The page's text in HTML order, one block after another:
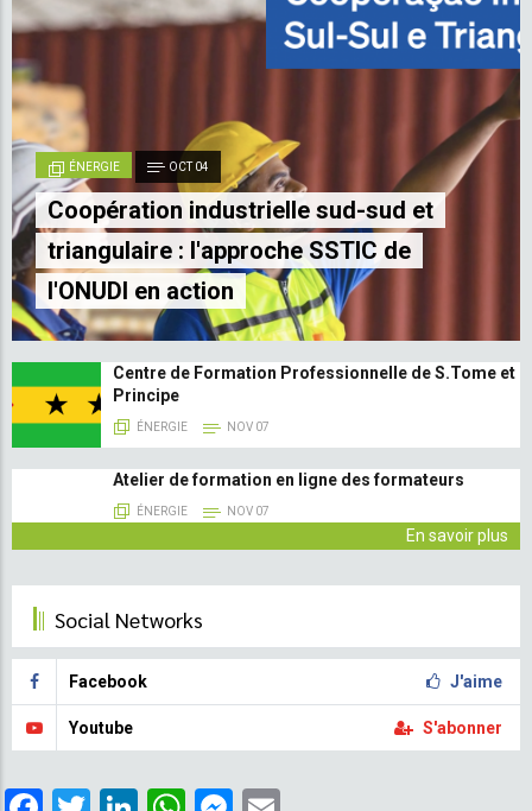
ÉNERGIE OCT 04
Coopération industrielle sud-sud et
triangulaire : l'approche SSTIC de
l'ONUDI en action
Centre de Formation Professionnelle de S.Tome et
Principe
ÉNERGIE NOV 07
Atelier de formation en ligne des formateurs
ÉNERGIE NOV 07
En savoir plus
Social Networks
Facebook J'aime
Youtube S'abonner